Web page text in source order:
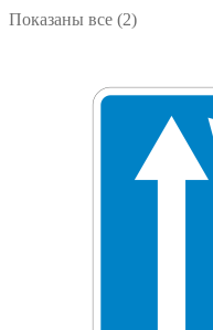
Показаны все (2)